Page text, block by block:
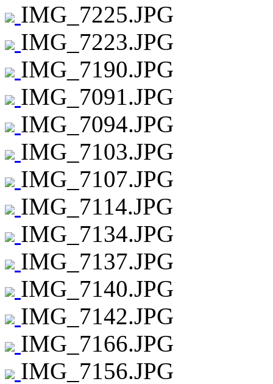
IMG_7225.JPG
IMG_7223.JPG
IMG_7190.JPG
IMG_7091.JPG
IMG_7094.JPG
IMG_7103.JPG
IMG_7107.JPG
IMG_7114.JPG
IMG_7134.JPG
IMG_7137.JPG
IMG_7140.JPG
IMG_7142.JPG
IMG_7166.JPG
IMG_7156.JPG